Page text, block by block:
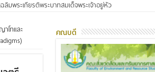
ระเกียรติพระบาทสมเด็จพระเจ้าอยู่หัว
โทและ
คณบดี